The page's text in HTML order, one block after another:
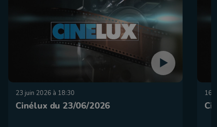
23 juin 2026 à 18:30
Cinélux du 23/06/2026
16